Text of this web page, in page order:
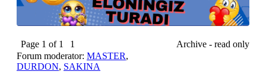
Page 1 of 1 1
Archive - read only
Forum moderator: MASTER,
DURDON, SAKINA